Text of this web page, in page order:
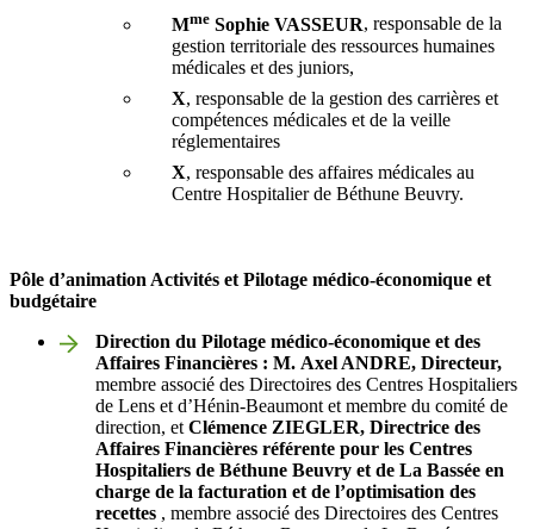
Mme Sophie VASSEUR, responsable de la
gestion territoriale des ressources humaines
médicales et des juniors,
X, responsable de la gestion des carrières et
compétences médicales et de la veille
réglementaires
X, responsable des affaires médicales au
Centre Hospitalier de Béthune Beuvry.
Pôle d’animation Activités et Pilotage médico-économique et
budgétaire
Direction du Pilotage médico-économique et des
Affaires Financières : M. Axel ANDRE, Directeur,
membre associé des Directoires des Centres Hospitaliers
de Lens et d’Hénin-Beaumont et membre du comité de
direction, et Clémence ZIEGLER, Directrice des
Affaires Financières référente pour les Centres
Hospitaliers de Béthune Beuvry et de La Bassée en
charge de la facturation et de l’optimisation des
recettes , membre associé des Directoires des Centres